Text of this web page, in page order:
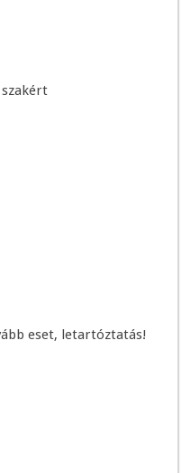
eset, letartóztatás!